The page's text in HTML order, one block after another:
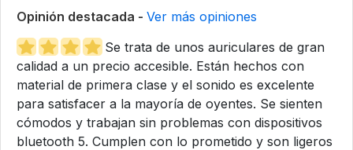
Opinión destacada - Ver más opiniones
Se trata de unos auriculares de gran
calidad a un precio accesible. Están hechos con
material de primera clase y el sonido es excelente
para satisfacer a la mayoría de oyentes. Se sienten
cómodos y trabajan sin problemas con dispositivos
bluetooth 5. Cumplen con lo prometido y son ligeros